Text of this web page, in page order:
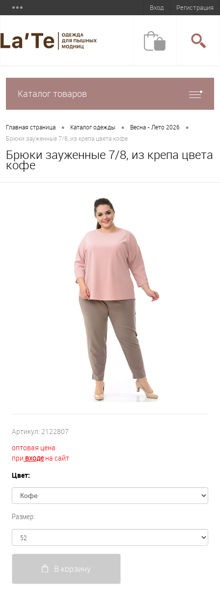
Вход Регистрация
Каталог товаров
Главная страница • Каталог одежды • Весна - Лето 2026 •
Брюки зауженные 7/8, из крепа цвета кофе
Брюки зауженные 7/8, из крепа цвета
кофе
Артикул: 2122807
оптовая цена
при входена сайт
Цвет:
Размер:
В корзину